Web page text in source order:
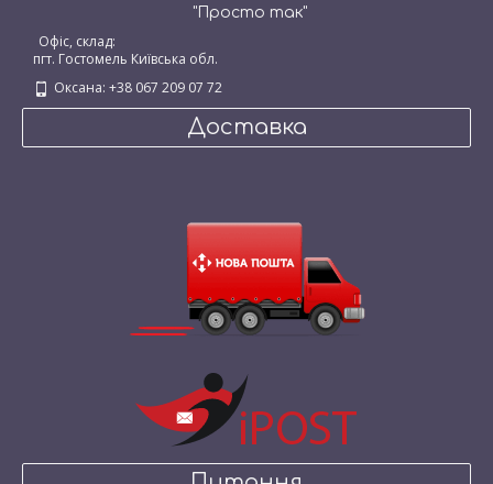
"Просто так"
Офіс, склад:
пгт. Гостомель Київська обл.
Оксана: +38 067 209 07 72
Доставка